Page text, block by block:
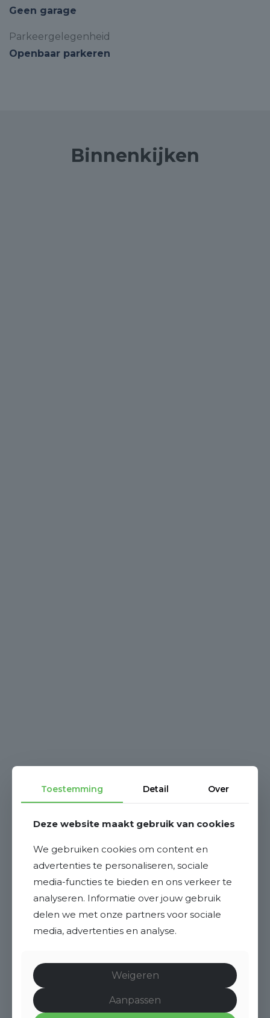
Geen garage
Parkeergelegenheid
Openbaar parkeren
Binnenkijken
Toestemming Detail Over
Deze website maakt gebruik van cookies
We gebruiken cookies om content en
advertenties te personaliseren, sociale
media-functies te bieden en ons verkeer te
analyseren. Informatie over jouw gebruik
delen we met onze partners voor sociale
media, advertenties en analyse.
Weigeren
Aanpassen